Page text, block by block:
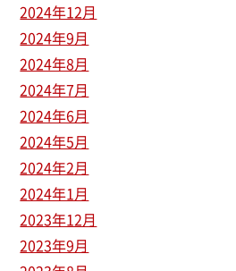
2024年12月
2024年9月
2024年8月
2024年7月
2024年6月
2024年5月
2024年2月
2024年1月
2023年12月
2023年9月